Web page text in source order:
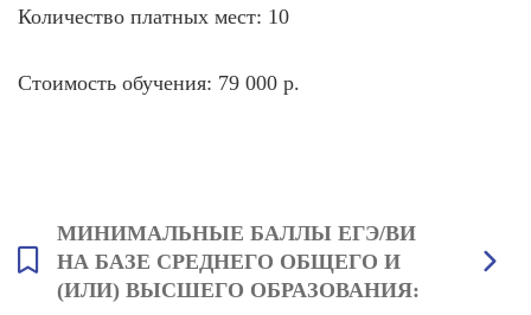
Количество платных мест: 10
Стоимость обучения: 79 000 р.
МИНИМАЛЬНЫЕ БАЛЛЫ ЕГЭ/ВИ
НА БАЗЕ СРЕДНЕГО ОБЩЕГО И
(ИЛИ) ВЫСШЕГО ОБРАЗОВАНИЯ: